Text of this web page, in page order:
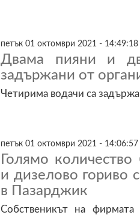
петък 01 октомври 2021 - 14:49:18
Двама пияни и
задържани от
Четирима водачи са
петък 01 октомври 2021 - 14:06:57
Голямо количество
и дизелово гориво
в Пазарджик
Собственикът на